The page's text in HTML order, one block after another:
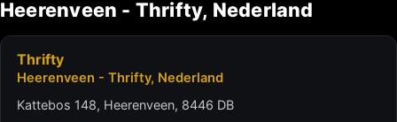
Heerenveen - Thrifty, Nederland
Thrifty
Heerenveen - Thrifty, Nederland
Kattebos 148, Heerenveen, 8446 DB